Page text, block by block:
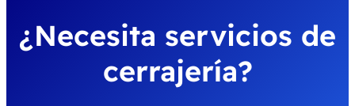
¿Necesita servicios de
cerrajería?